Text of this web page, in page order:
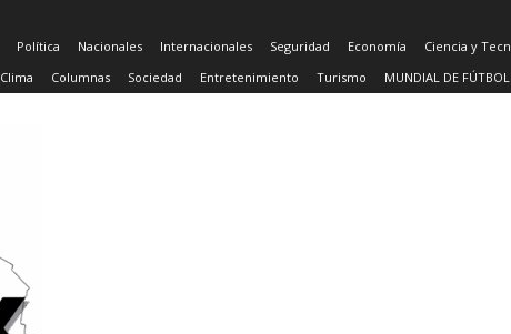
Política Nacionales Internacionales Seguridad Economía Ciencia y
Clima Columnas Sociedad Entretenimiento Turismo MUNDIAL DE